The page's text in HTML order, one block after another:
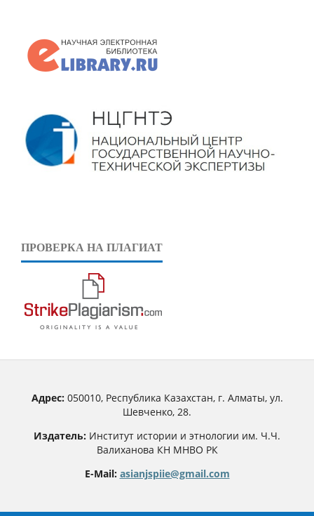
ПРОВЕРКА НА ПЛАГИАТ
Адрес:050010, Республика Казахстан, г. Алматы, ул.
Шевченко, 28.
Издатель: Институт истории и этнологии им. Ч.Ч.
Валиханова КН МНВО РК
E-Mail: asianjspiie@gmail.com